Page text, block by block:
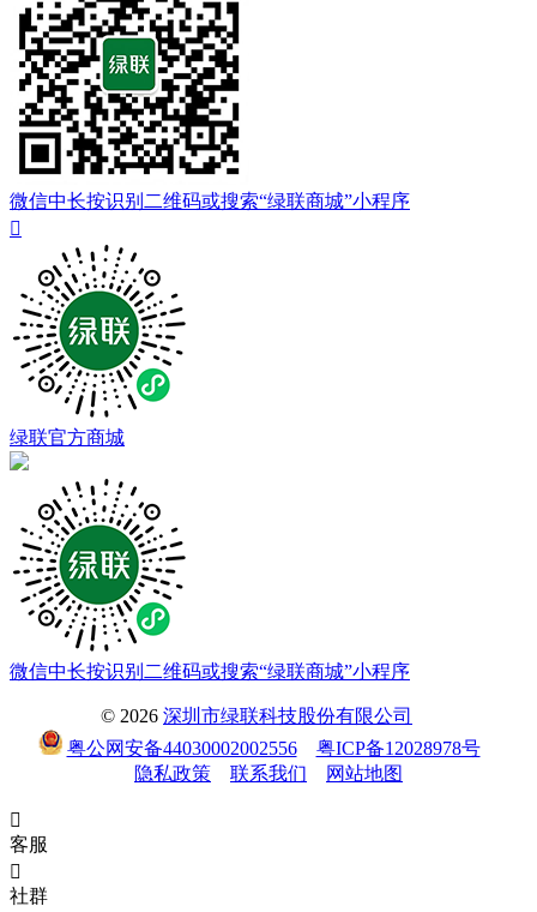
微信中长按识别二维码或搜索“绿联商城”小程序

绿联官方商城
微信中长按识别二维码或搜索“绿联商城”小程序
© 2026 深圳市绿联科技股份有限公司
粤公网安备44030002002556
粤ICP备12028978号
隐私政策
联系我们 网站地图

客服

社群